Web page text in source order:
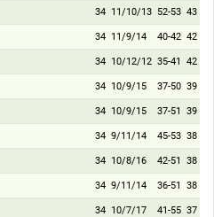
34 11/10/13 52-53 43
34 11/9/14 40-42 42
34 10/12/12 35-41 42
34 10/9/15 37-50 39
34 10/9/15 37-51 39
34 9/11/14 45-53 38
34 10/8/16 42-51 38
34 9/11/14 36-51 38
34 10/7/17 41-55 37